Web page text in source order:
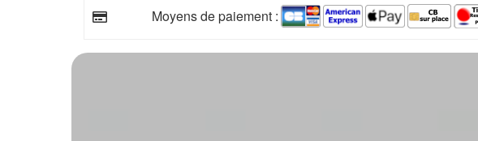
Moyens de paiement :